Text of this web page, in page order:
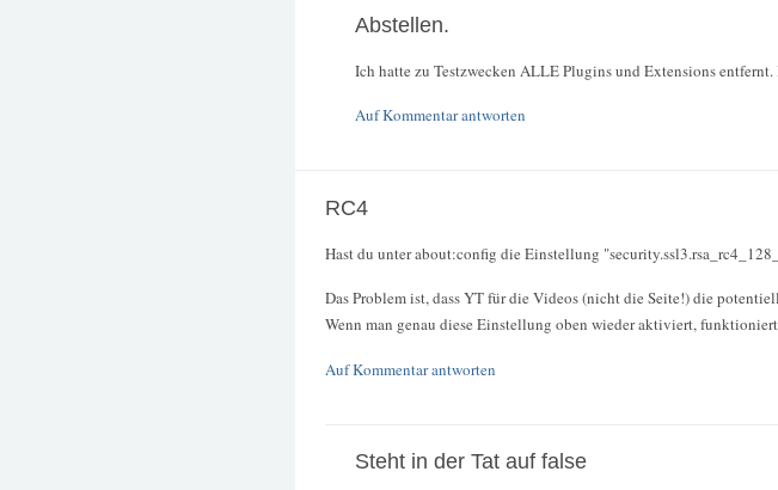
Abstellen.
Ich hatte zu Testzwecken ALLE Plugins und Extensions
Auf Kommentar antworten
RC4
Hast du unter about:config die Einstellung
Das Problem ist, dass YT für die Videos (nicht die Seite!) die
Wenn man genau diese Einstellung oben wieder aktiviert,
Auf Kommentar antworten
Steht in der Tat auf false